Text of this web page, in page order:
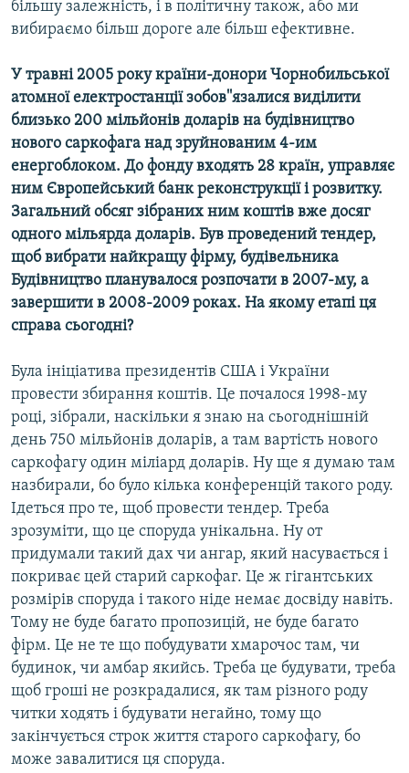
більшу залежність, і в політичну також, або ми
вибираємо більш дороге але більш ефективне.
У травні 2005 року країни-донори Чорнобильської
атомної електростанції зобов''язалися виділити
близько 200 мільйонів доларів на будівництво
нового саркофага над зруйнованим 4-им
енергоблоком. До фонду входять 28 країн, управляє
ним Європейський банк реконструкції і розвитку.
Загальний обсяг зібраних ним коштів вже досяг
одного мільярда доларів. Був проведений тендер,
щоб вибрати найкращу фірму, будівельника
Будівництво планувалося розпочати в 2007-му, а
завершити в 2008-2009 роках. На якому етапі ця
справа сьогодні?
Була ініціатива президентів США і України
провести збирання коштів. Це почалося 1998-му
році, зібрали, наскільки я знаю на сьогоднішній
день 750 мільйонів доларів, а там вартість нового
саркофагу один міліард доларів. Ну ще я думаю там
назбирали, бо було кілька конференцій такого роду.
Ідеться про те, щоб провести тендер. Треба
зрозуміти, що це споруда унікальна. Ну от
придумали такий дах чи ангар, який насувається і
покриває цей старий саркофаг. Це ж гігантських
розмірів споруда і такого ніде немає досвіду навіть.
Тому не буде багато пропозицій, не буде багато
фірм. Це не те що побудувати хмарочос там, чи
будинок, чи амбар якийсь. Треба це будувати, треба
щоб гроші не розкрадалися, як там різного роду
читки ходять і будувати негайно, тому що
закінчується строк життя старого саркофагу, бо
може завалитися ця споруда.